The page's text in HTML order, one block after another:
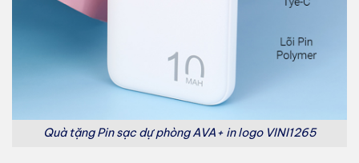
Quà tặng Pin sạc dự phòng AVA+ in logo VINI1265